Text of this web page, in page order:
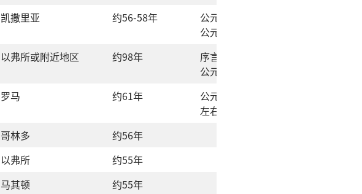
凯撒里亚 约56-58年 公元前
公元
以弗所或附近地区 约98年 序言
公元
罗马 约61年 公元
左右
哥林多 约56年
以弗所 约55年
马其顿 约55年